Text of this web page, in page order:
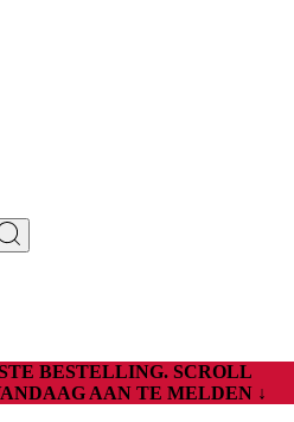
BESTELLING. SCROLL
AAN TE MELDEN ↓